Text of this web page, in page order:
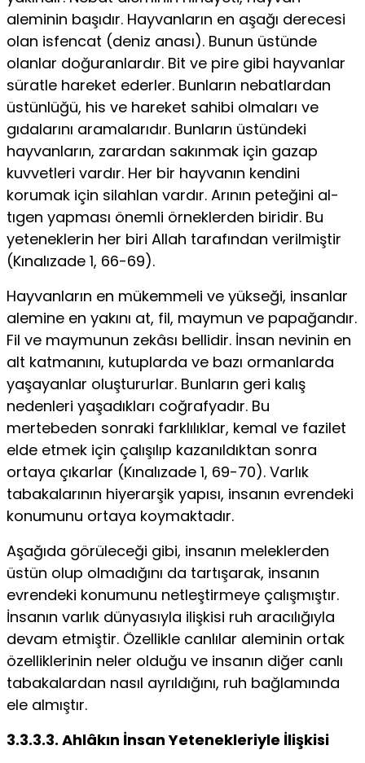
aleminin başıdır. Hayvanların en aşağı derecesi
olan isfencat (deniz anası). Bunun üstün­de
olanlar doğuranlardır. Bit ve pire gibi hayvanlar
süratle hareket ederler. Bun­ların nebatlardan
üstünlüğü, his ve hareket sahibi olmaları ve
gıdalarını aramala­rıdır. Bunların üstündeki
hayvanların, zarardan sakınmak için gazap
kuvvetleri vardır. Her bir hayvanın kendini
korumak için silahlan vardır. Arının peteğini al­
tıgen yapması önemli örneklerden biridir. Bu
yeteneklerin her biri Allah tarafın­dan verilmiştir
(Kınalızade 1, 66-69).
Hayvanların en mükemmeli ve yükseği, insanlar
alemine en yakını at, fil, maymun ve papağandır.
Fil ve maymunun zekâsı bellidir. İnsan nevinin en
alt katmanını, kutuplarda ve bazı ormanlarda
yaşayanlar oluştururlar. Bunların geri kalış
nedenleri yaşadıkları coğrafyadır. Bu
mertebeden sonraki farklılıklar, kemal ve fazilet
elde etmek için çalışılıp kazanıldıktan sonra
ortaya çıkarlar (Kınalızade 1, 69-70). Varlık
tabakalarının hiyerarşik yapısı, insanın evrendeki
konumunu ortaya koymaktadır.
Aşağıda görüleceği gibi, insanın meleklerden
üstün olup ol­madığını da tartışarak, insanın
evrendeki konumunu netleştirmeye çalışmıştır.
İn­sanın varlık dünyasıyla ilişkisi ruh aracılığıyla
devam etmiştir. Özellikle canlılar aleminin ortak
özelliklerinin neler olduğu ve insanın diğer canlı
tabakalardan na­sıl ayrıldığını, ruh bağlamında
ele almıştır.
3.3.3.3. Ahlâkın İnsan Yetenekleriyle İlişkisi